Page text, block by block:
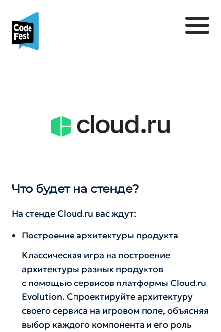
Что будет на стенде?
На стенде Cloud․ru вас ждут:
Построение архитектуры продукта
Классическая игра на построение
архитектуры разных продуктов
с помощью сервисов платформы Cloud․ru
Evolution. Спроектируйте архитектуру
своего сервиса на игровом поле, объясняя
выбор каждого компонента и его роль